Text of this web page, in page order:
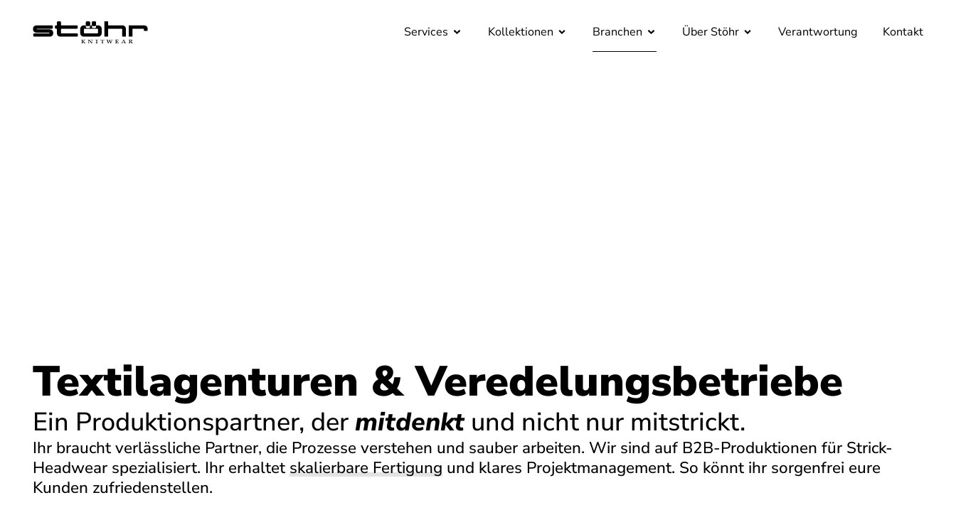
Services Kollektionen Branchen Über Stöhr Verantwortung Kontakt
Textilagenturen & Veredelungsbetriebe
Ein Produktionspartner, dermitdenktund nicht nur mitstrickt.
Ihr braucht verlässliche Partner, die Prozesse verstehen und sauber arbeiten. Wir sind auf B2B-Produktionen für Strick-
Headwear spezialisiert. Ihr erhaltetskalierbare Fertigung und klares Projektmanagement. So könnt ihr sorgenfrei eure
Kunden zufriedenstellen.